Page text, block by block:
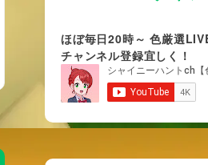
ほぼ毎日20時～ 色厳選
チャンネル登録宜しく！